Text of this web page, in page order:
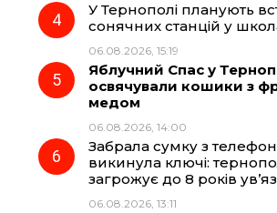
У Тернополі планують
сонячних станцій у
06.08.2026, 15:19
Яблучний Спас у
освячували кошики з
медом
06.08.2026, 14:00
Забрала сумку з
викинула ключі:
загрожує до 8 років
06.08.2026, 13:11